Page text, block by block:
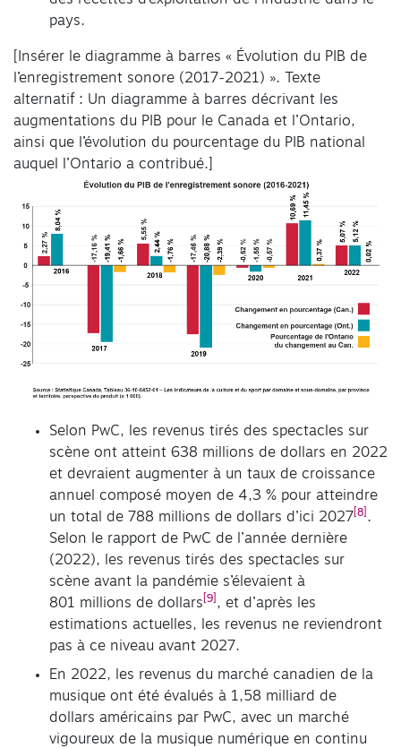
pays.
[Insérer le diagramme à barres « Évolution du PIB de
l’enregistrement sonore (2017-2021) ». Texte
alternatif : Un diagramme à barres décrivant les
augmentations du PIB pour le Canada et l’Ontario,
ainsi que l’évolution du pourcentage du PIB national
auquel l’Ontario a contribué.]
Selon PwC, les revenus tirés des spectacles sur
scène ont atteint 638 millions de dollars en 2022
et devraient augmenter à un taux de croissance
annuel composé moyen de 4,3 % pour atteindre
un total de 788 millions de dollars d’ici 2027 [8] .
Selon le rapport de PwC de l’année dernière
(2022), les revenus tirés des spectacles sur
scène avant la pandémie s’élevaient à
801 millions de dollars [9] , et d’après les
estimations actuelles, les revenus ne reviendront
pas à ce niveau avant 2027.
En 2022, les revenus du marché canadien de la
musique ont été évalués à 1,58 milliard de
dollars américains par PwC, avec un marché
vigoureux de la musique numérique en continu